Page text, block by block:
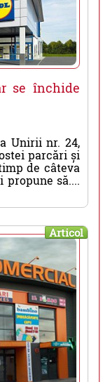
se închide
Unirii nr. 24,
parcări și
de câteva
propune să....
Articol